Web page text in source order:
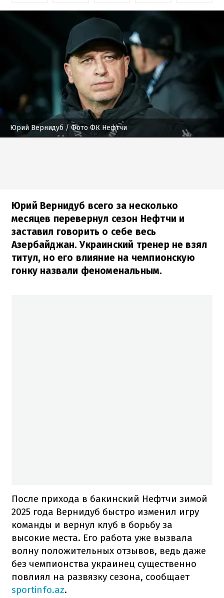
Юрий Вернидуб / Фото ФК Нефтчи
Юрий Вернидуб всего за несколько
месяцев перевернул сезон Нефтчи и
заставил говорить о себе весь
Азербайджан. Украинский тренер не взял
титул, но его влияние на чемпионскую
гонку назвали феноменальным.
После прихода в бакинский Нефтчи зимой
2025 года Вернидуб быстро изменил игру
команды и вернул клуб в борьбу за
высокие места. Его работа уже вызвала
волну положительных отзывов, ведь даже
без чемпионства украинец существенно
повлиял на развязку сезона, сообщает
sportinfo.az.